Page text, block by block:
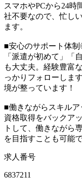
スマホやPCから24
社不要なので、忙し
ます。
■安心のサポート体
「派遣が初めて」「
も大丈夫。経験豊富
っかりフォローしま
境が整っています！
■働きながらスキルア
資格取得をバックア
トして、働きながら
を目指すことも可能で
求人番号
6837211